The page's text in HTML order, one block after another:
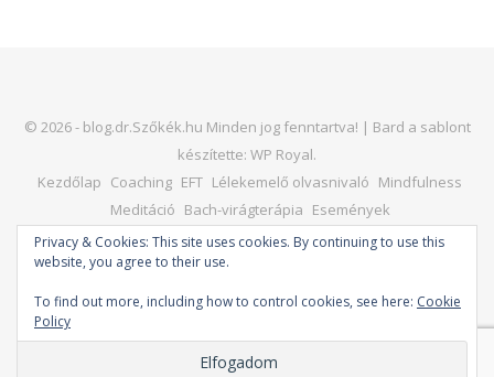
© 2026 - blog.dr.Szőkék.hu Minden jog fenntartva! | Bard a sablont
készítette: WP Royal.
Kezdőlap Coaching EFT Lélekemelő olvasnivaló Mindfulness
Meditáció Bach-virágterápia Események
Kapcsolat – dr. Horváth Judit Honlap
VISSZA A TETEJÉRE
Privacy & Cookies: This site uses cookies. By continuing to use this
website, you agree to their use.
To find out more, including how to control cookies, see here: Cookie
Policy